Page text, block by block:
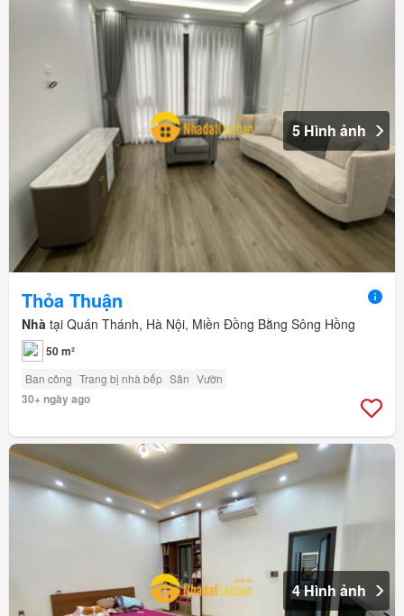
5 Hình ảnh
Thỏa Thuận
Nhà tại Quán Thánh, Hà Nội, Miền Đồng Bằng Sông Hồng
50 m²
Ban công Trang bị nhà bếp Sân Vườn
30+ ngày ago
4 Hình ảnh